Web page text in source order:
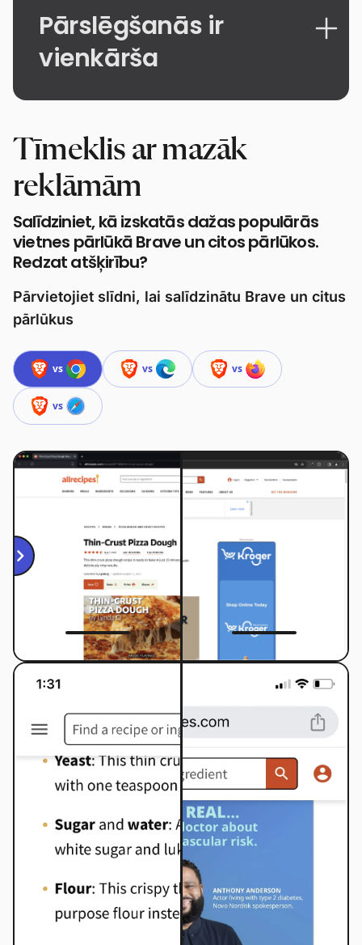
Pārslēgšanās ir
vienkārša
Tīmeklis ar mazāk
reklāmām
Salīdziniet, kā izskatās dažas populārās
vietnes pārlūkā Brave un citos pārlūkos.
Redzat atšķirību?
Pārvietojiet slīdni, lai salīdzinātu Brave un citus
pārlūkus
vs vs vs
vs